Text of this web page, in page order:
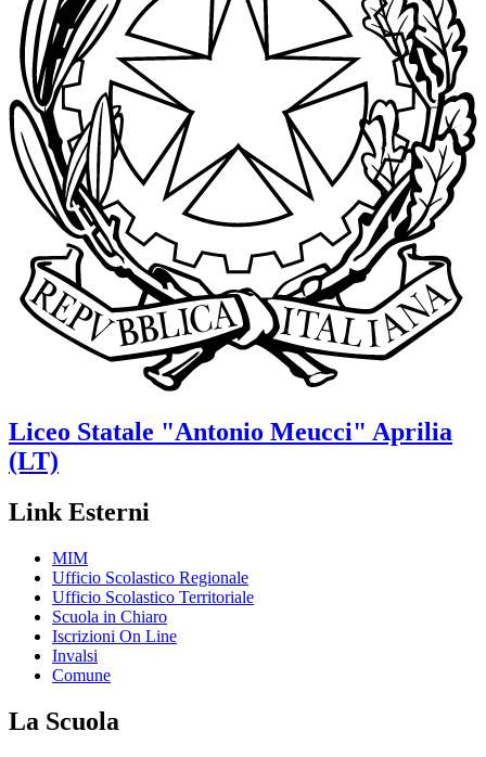
Liceo Statale "Antonio Meucci" Aprilia
(LT)
Link Esterni
MIM
Ufficio Scolastico Regionale
Ufficio Scolastico Territoriale
Scuola in Chiaro
Iscrizioni On Line
Invalsi
Comune
La Scuola